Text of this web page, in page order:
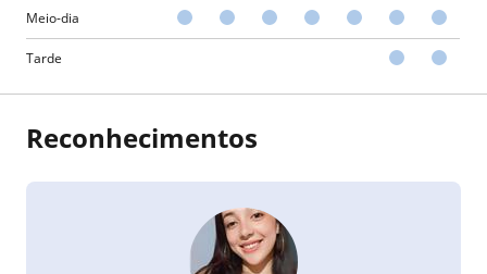
Meio-dia
Tarde
Reconhecimentos